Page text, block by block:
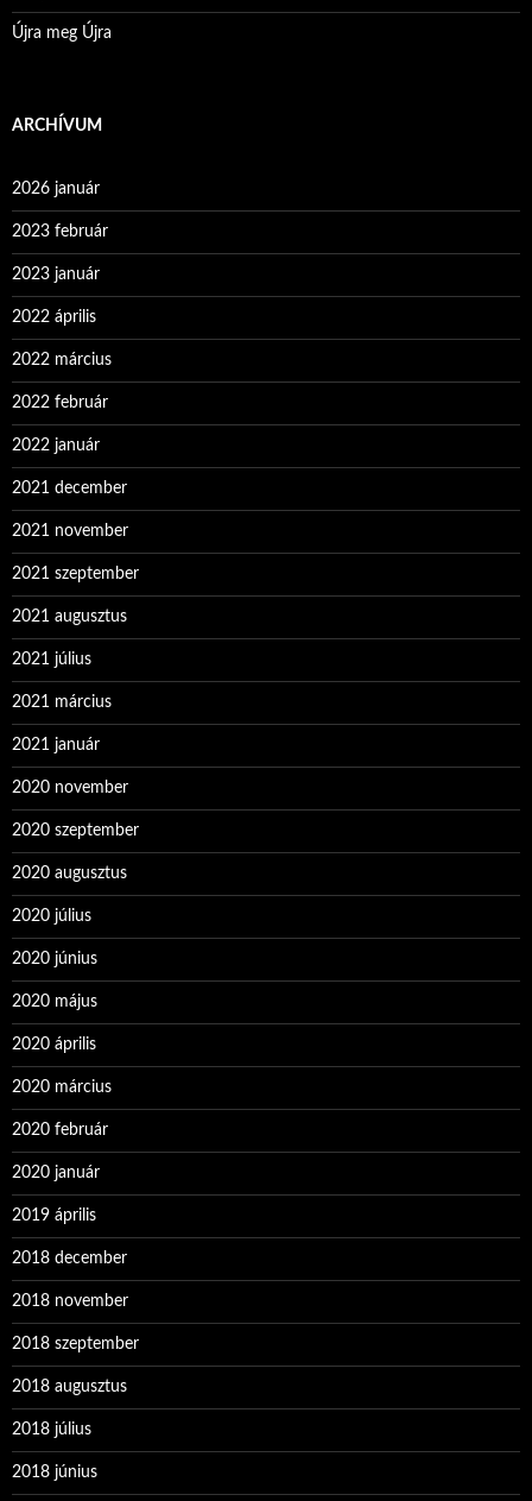
Újra meg Újra
ARCHÍVUM
2026 január
2023 február
2023 január
2022 április
2022 március
2022 február
2022 január
2021 december
2021 november
2021 szeptember
2021 augusztus
2021 július
2021 március
2021 január
2020 november
2020 szeptember
2020 augusztus
2020 július
2020 június
2020 május
2020 április
2020 március
2020 február
2020 január
2019 április
2018 december
2018 november
2018 szeptember
2018 augusztus
2018 július
2018 június